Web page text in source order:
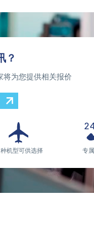
？
将为您提供相关报价
机型可供选择 专